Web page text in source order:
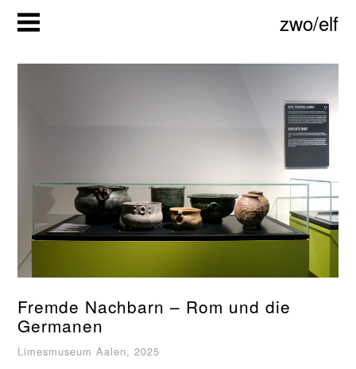
Zum
Inhalt
zwo/elf
Fremde Nachbarn – Rom und die
Germanen
Limesmuseum Aalen, 2025